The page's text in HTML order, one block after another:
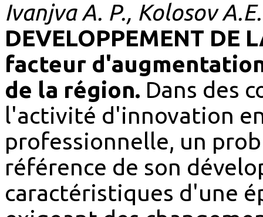
Ivanjva A. P., Kolosov
DEVELOPPEMENT DE
facteur
de la région. Dans des
l'activité d'innovation
professionnelle, un
référence de son
caractéristiques d'une